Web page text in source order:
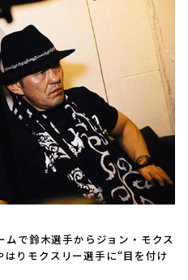
ムで鈴木選手からジョン・モクス
りモクスリー選手に“目を付け